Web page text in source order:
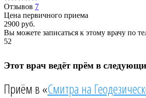
Отзывов 7
Цена первичного приема
2900 руб.
Вы можете записаться к этому врачу по
52
Этот врач ведёт прём в
Приём в «Смитра на